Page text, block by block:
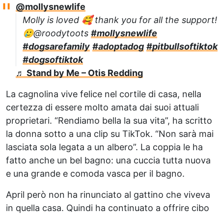
@mollysnewlife
Molly is loved 🥰 thank you for all the support!
🥲@roodytoots #mollysnewlife
#dogsarefamily #adoptadog #pitbullsoftiktok
#dogsoftiktok
♬ Stand by Me – Otis Redding
La cagnolina vive felice nel cortile di casa, nella
certezza di essere molto amata dai suoi attuali
proprietari. “Rendiamo bella la sua vita”, ha scritto
la donna sotto a una clip su TikTok. “Non sarà mai
lasciata sola legata a un albero”. La coppia le ha
fatto anche un bel bagno: una cuccia tutta nuova
e una grande e comoda vasca per il bagno.
April però non ha rinunciato al gattino che viveva
in quella casa. Quindi ha continuato a offrire cibo